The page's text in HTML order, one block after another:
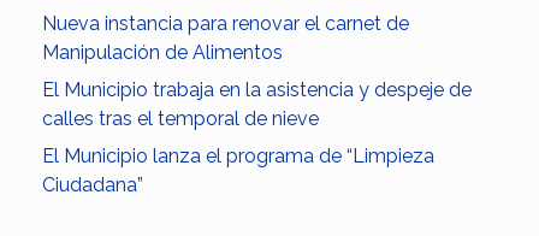
Nueva instancia para renovar el carnet de
Manipulación de Alimentos
El Municipio trabaja en la asistencia y despeje de
calles tras el temporal de nieve
El Municipio lanza el programa de “Limpieza
Ciudadana”